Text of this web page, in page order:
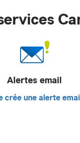
Alertes email
crée une alerte